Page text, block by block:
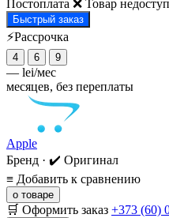
Постоплата ❌ Товар
Быстрый заказ
⚡Рассрочка
4 6 9
— lei/мес
месяцев, без переплаты
Apple
Бренд · ✔️ Оригинал
≡ Добавить к сравнению
о товаре
🛒 Оформить заказ +373 (60)